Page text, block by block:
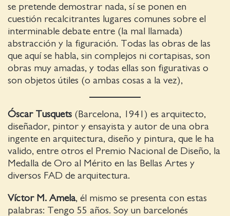
se pretende demostrar nada, sí se ponen en
cuestión recalcitrantes lugares comunes sobre el
interminable debate entre (la mal llamada)
abstracción y la figuración. Todas las obras de las
que aquí se habla, sin complejos ni cortapisas, son
obras muy amadas, y todas ellas son figurativas o
son objetos útiles (o ambas cosas a la vez),
Óscar Tusquets (Barcelona, 1941) es arquitecto,
diseñador, pintor y ensayista y autor de una obra
ingente en arquitectura, diseño y pintura, que le ha
valido, entre otros el Premio Nacional de Diseño, la
Medalla de Oro al Mérito en las Bellas Artes y
diversos FAD de arquitectura.
Víctor M. Amela, él mismo se presenta con estas
palabras: Tengo 55 años. Soy un barcelonés